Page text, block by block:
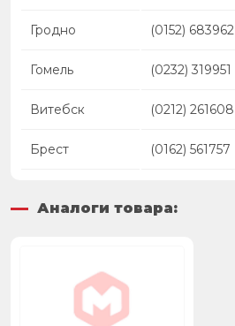
Гродно (0152) 683962
Гомель (0232) 319951
Витебск (0212) 261608
Брест (0162) 561757
Аналоги товара: